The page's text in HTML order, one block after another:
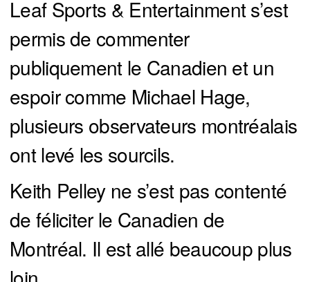
Leaf Sports & Entertainment s’est
permis de commenter
publiquement le Canadien et un
espoir comme Michael Hage,
plusieurs observateurs montréalais
ont levé les sourcils.
Keith Pelley ne s’est pas contenté
de féliciter le Canadien de
Montréal. Il est allé beaucoup plus